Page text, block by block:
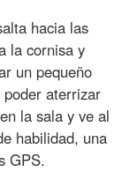
hacia las
la cornisa y
un pequeño
aterrizar
la sala y ve al
habilidad, una
GPS.